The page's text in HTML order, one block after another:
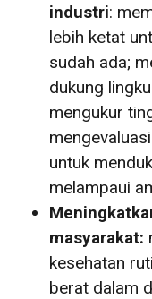
industri:
lebih ketat
sudah ada;
dukung
mengukur
untuk
melampaui
masyarakat:
kesehatan
berat dalam